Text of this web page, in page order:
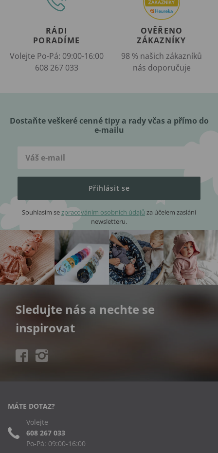
RÁDI
PORADÍME
Volejte Po-Pá: 09:00-16:00
608 267 033
OVĚŘENO
ZÁKAZNÍKY
98 % našich zákazníků
nás doporučuje
Dostaňte veškeré cenné tipy a rady včas a přímo do
e-mailu
Přihlásit se
Souhlasím sezpracováním osobních údajů za účelem zaslání
newsletteru.
Sledujte nás a nechte se
inspirovat
MÁTE DOTAZ?
Volejte
608 267 033
Po-Pá: 09:00-16:00